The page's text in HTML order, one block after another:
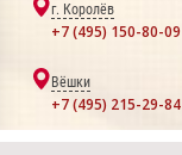
г. Королёв
+7 (495) 150-80-09
Вёшки
+7 (495) 215-29-84